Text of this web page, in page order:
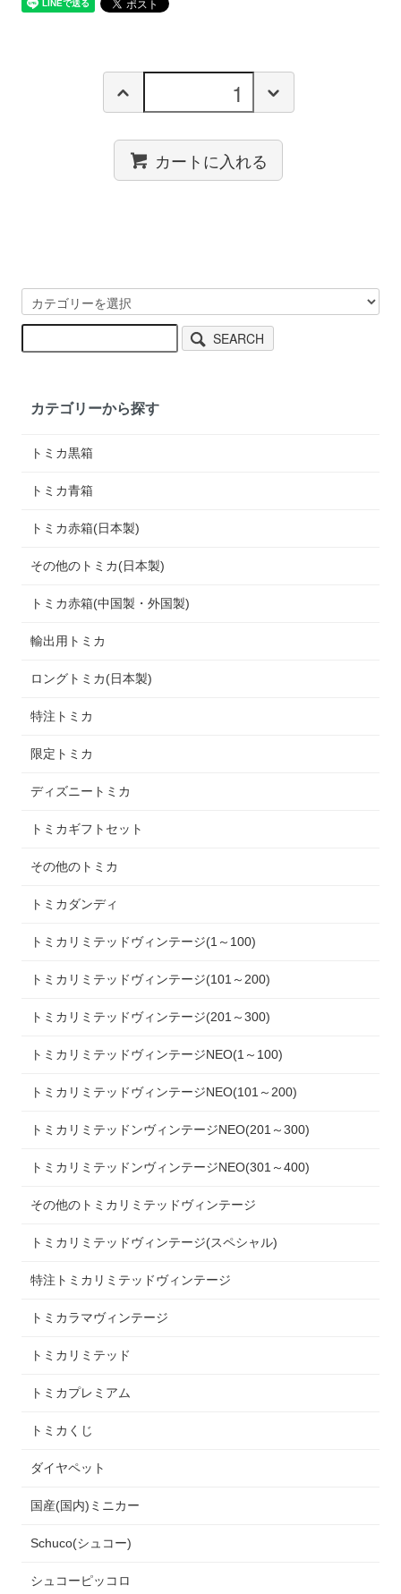
カートに入れる
SEARCH
カテゴリーから探す
トミカ黒箱
トミカ青箱
トミカ赤箱(日本製)
その他のトミカ(日本製)
トミカ赤箱(中国製・外国製)
輸出用トミカ
ロングトミカ(日本製)
特注トミカ
限定トミカ
ディズニートミカ
トミカギフトセット
その他のトミカ
トミカダンディ
トミカリミテッドヴィンテージ(1～100)
トミカリミテッドヴィンテージ(101～200)
トミカリミテッドヴィンテージ(201～300)
トミカリミテッドヴィンテージNEO(1～100)
トミカリミテッドヴィンテージNEO(101～200)
トミカリミテッドンヴィンテージNEO(201～300)
トミカリミテッドンヴィンテージNEO(301～400)
その他のトミカリミテッドヴィンテージ
トミカリミテッドヴィンテージ(スペシャル)
特注トミカリミテッドヴィンテージ
トミカラマヴィンテージ
トミカリミテッド
トミカプレミアム
トミカくじ
ダイヤペット
国産(国内)ミニカー
Schuco(シュコー)
シュコーピッコロ